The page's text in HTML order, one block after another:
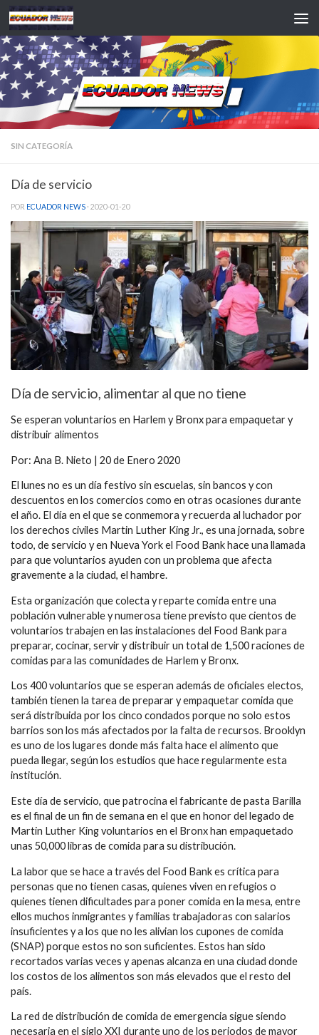
Saltar al contenido
SIN CATEGORÍA
Día de servicio
POR ECUADOR NEWS · 2020-01-20
Día de servicio, alimentar al que no tiene
Se esperan voluntarios en Harlem y Bronx para empaquetar y
distribuir alimentos
Por: Ana B. Nieto | 20 de Enero 2020
El lunes no es un día festivo sin escuelas, sin bancos y con
descuentos en los comercios como en otras ocasiones durante
el año. El día en el que se conmemora y recuerda al luchador por
los derechos civiles Martin Luther King Jr., es una jornada, sobre
todo, de servicio y en Nueva York el Food Bank hace una llamada
para que voluntarios ayuden con un problema que afecta
gravemente a la ciudad, el hambre.
Esta organización que colecta y reparte comida entre una
población vulnerable y numerosa tiene previsto que cientos de
voluntarios trabajen en las instalaciones del Food Bank para
preparar, cocinar, servir y distribuir un total de 1,500 raciones de
comidas para las comunidades de Harlem y Bronx.
Los 400 voluntarios que se esperan además de oficiales electos,
también tienen la tarea de preparar y empaquetar comida que
será distribuida por los cinco condados porque no solo estos
barrios son los más afectados por la falta de recursos. Brooklyn
es uno de los lugares donde más falta hace el alimento que
pueda llegar, según los estudios que hace regularmente esta
institución.
Este día de servicio, que patrocina el fabricante de pasta Barilla
es el final de un fin de semana en el que en honor del legado de
Martin Luther King voluntarios en el Bronx han empaquetado
unas 50,000 libras de comida para su distribución.
La labor que se hace a través del Food Bank es crítica para
personas que no tienen casas, quienes viven en refugios o
quienes tienen dificultades para poner comida en la mesa, entre
ellos muchos inmigrantes y familias trabajadoras con salarios
insuficientes y a los que no les alivian los cupones de comida
(SNAP) porque estos no son suficientes. Estos han sido
recortados varias veces y apenas alcanza en una ciudad donde
los costos de los alimentos son más elevados que el resto del
país.
La red de distribución de comida de emergencia sigue siendo
necesaria en el siglo XXI durante uno de los periodos de mayor